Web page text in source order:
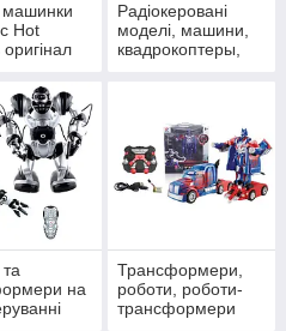
хлопчиків, які
машинки
Hot
Радіокеровані
моделі, машини,
квадрокоптеры,
на
Трансформери,
роботи, роботи-
трансформери